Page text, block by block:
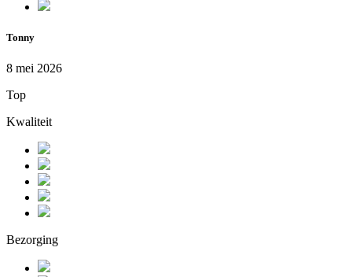
Tonny
8 mei 2026
Top
Kwaliteit
Bezorging